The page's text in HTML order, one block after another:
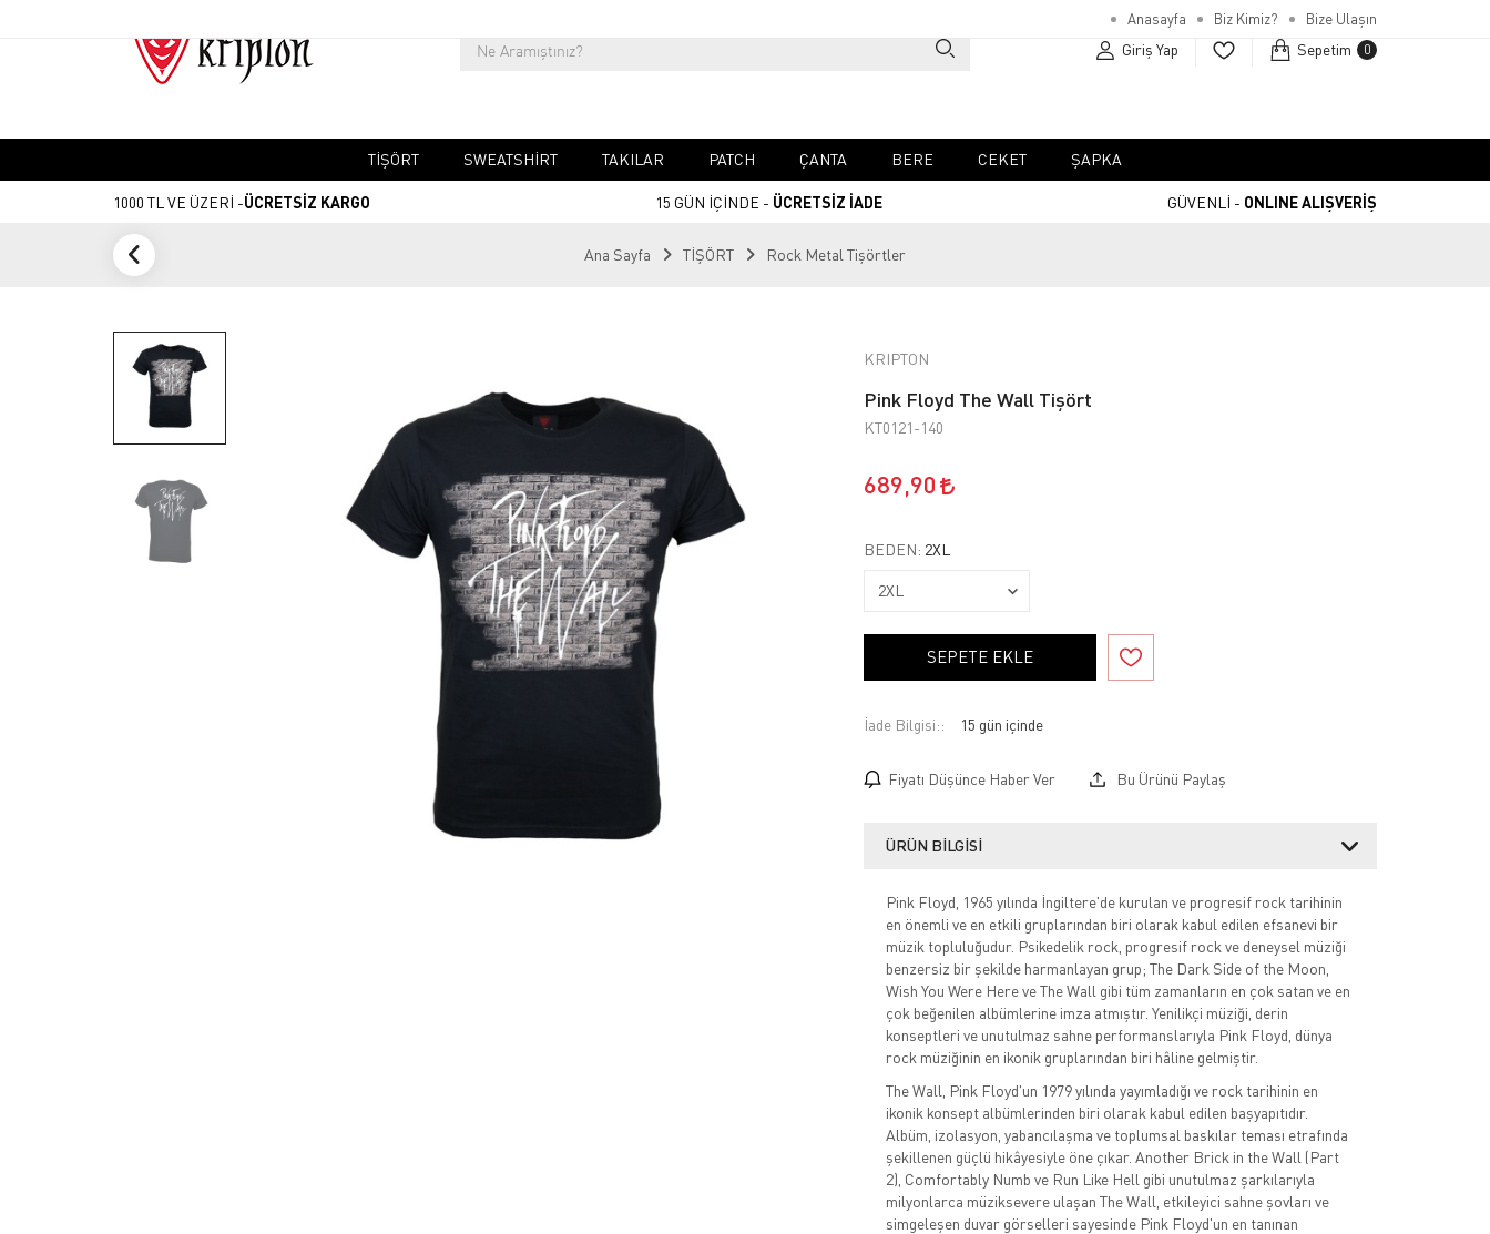
Anasayfa Biz Kimiz? Bize Ulaşın
Giriş Yap Sepetim 0
TIŞÖRT SWEATSHIRT TAKILAR PATCH ÇANTA BERE CEKET ŞAPKA
1000 TL VE ÜZERİ -ÜCRETSİZ KARGO 15 GÜN İÇİNDE - ÜCRETSİZ İADE GÜVENLİ - ONLINE ALIŞVERİŞ
Ana Sayfa TİŞÖRT Rock Metal Tişörtler
KRIPTON
Pink Floyd The Wall Tişört
KT0121-140
689,90
BEDEN: 2XL
SEPETE EKLE
İade Bilgisi:
Fiyatı Düşünce Haber Ver Bu Ürünü Paylaş
ÜRÜN BILGISI
Pink Floyd, 1965 yılında İngiltere'de kurulan ve progresif rock tarihinin
en önemli ve en etkili gruplarından biri olarak kabul edilen efsanevi bir
müzik topluluğudur. Psikedelik rock, progresif rock ve deneysel müziği
benzersiz bir şekilde harmanlayan grup; The Dark Side of the Moon,
Wish You Were Here ve The Wall gibi tüm zamanların en çok satan ve en
çok beğenilen albümlerine imza atmıştır. Yenilikçi müziği, derin
konseptleri ve unutulmaz sahne performanslarıyla Pink Floyd, dünya
rock müziğinin en ikonik gruplarından biri hâline gelmiştir.
The Wall, Pink Floyd'un 1979 yılında yayımladığı ve rock tarihinin en
ikonik konsept albümlerinden biri olarak kabul edilen başyapıtıdır.
Albüm, izolasyon, yabancılaşma ve toplumsal baskılar teması etrafında
şekillenen güçlü hikâyesiyle öne çıkar. Another Brick in the Wall (Part
2), Comfortably Numb ve Run Like Hell gibi unutulmaz şarkılarıyla
milyonlarca müziksevere ulaşan The Wall, etkileyici sahne şovları ve
simgeleşen duvar görselleri sayesinde Pink Floyd'un en tanınan